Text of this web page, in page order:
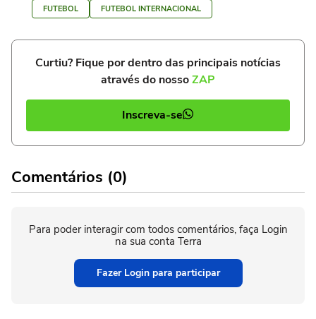
FUTEBOL FUTEBOL INTERNACIONAL
Curtiu? Fique por dentro das principais notícias
através do nossoZAP
Inscreva-se
Comentários (0)
Para poder interagir com todos comentários, faça Login
na sua conta Terra
Fazer Login para participar